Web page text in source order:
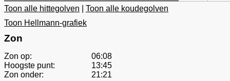
Toon alle hittegolven
Toon alle koudegolven
Toon Hellmann-grafiek
Zon
Zon op:
06:08
Hoogste punt:
13:45
Zon onder:
21:21